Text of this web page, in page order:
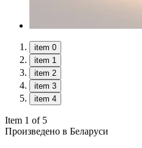
item 0
item 1
item 2
item 3
item 4
Item 1 of 5
Произведено в Беларуси